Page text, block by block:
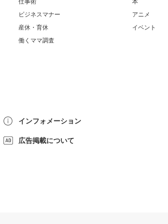
仕事術
ビジネスマナー
産休・育休
働くママ調査
本
アニメ
イベント
インフォメーション
広告掲載について